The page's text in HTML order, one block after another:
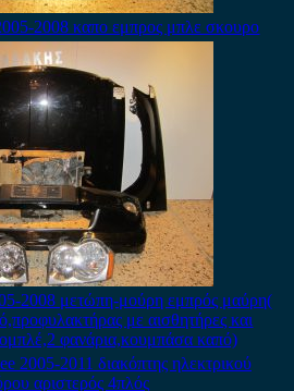
2008 καπο εμπρος μπλε σκουρο
2008 μετώπη-μούρη εμπρός μαύρη(
με αισθητήρες και
φανάρια,κουμπάσα καπό)